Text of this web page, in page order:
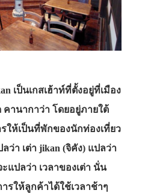
เป็นเกสเฮ้าท์ที่ตั้งอยู่ที่เมือง
คานากาว่า โดยอยู่ภายใต้
ให้เป็นที่พักของนักท่องเที่ยว
ลว่า เต่า jikan (จิคัง) แปลว่า
แปลว่า เวลาของเต่า นั่น
รให้ลูกค้าได้ใช้เวลาช้าๆ